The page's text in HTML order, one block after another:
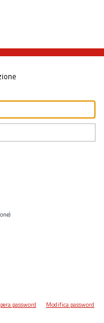
password Modifica password